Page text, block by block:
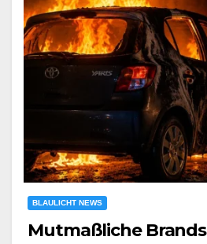
BLAULICHT NEWS
Mutmaßliche